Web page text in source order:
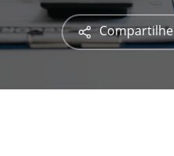
Compartilhe